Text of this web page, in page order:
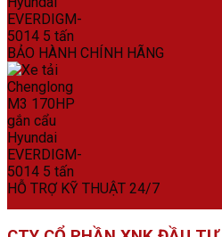
BẢO HÀNH CHÍNH HÃNG
HỖ TRỢ KỸ THUẬT 24/7